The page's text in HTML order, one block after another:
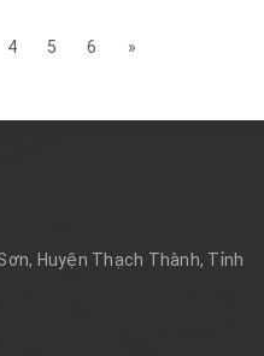
4 5 6 »
Huyện Thạch Thành, Tỉnh